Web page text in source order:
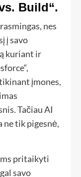
Build“.
nes
į savo
kuriant ir
įmones,
Tačiau AI
ne tik pigesnė,
pritaikyti
savo